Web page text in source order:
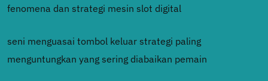
fenomena dan strategi mesin slot digital
seni menguasai tombol keluar strategi paling
menguntungkan yang sering diabaikan pemain